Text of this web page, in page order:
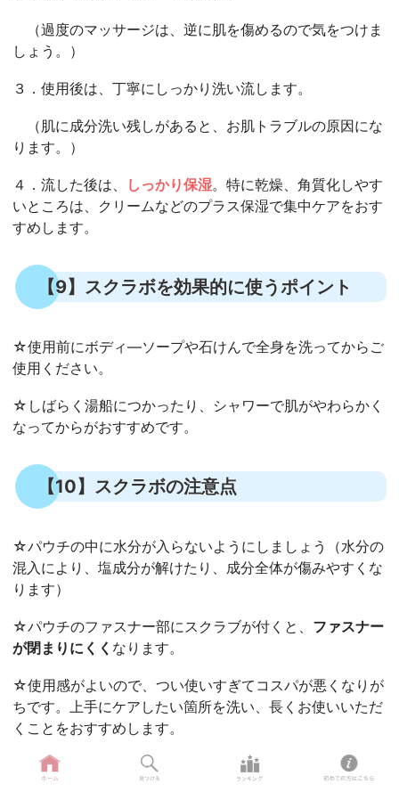
（過度のマッサージは、逆に肌を傷めるので気をつけま
しょう。）
３．使用後は、丁寧にしっかり洗い流します。
（肌に成分洗い残しがあると、お肌トラブルの原因にな
ります。）
４．流した後は、 しっかり保湿。特に乾燥、角質化しやす
いところは、クリームなどのプラス保湿で集中ケアをおす
すめします。
【9】スクラボを効果的に使うポイント
☆使用前にボディ―ソープや石けんで全身を洗ってからご
使用ください。
☆しばらく湯船につかったり、シャワーで肌がやわらかく
なってからがおすすめです。
【10】スクラボの注意点
☆パウチの中に水分が入らないようにしましょう（水分の
混入により、塩成分が解けたり、成分全体が傷みやすくな
ります）
☆パウチのファスナー部にスクラブが付くと、 ファスナー
が閉まりにくく なります。
☆使用感がよいので、つい使いすぎてコスパが悪くなりが
ちです。上手にケアしたい箇所を洗い、長くお使いいただ
くことをおすすめします。
☆使用前に皮膚トラブルのある部位や、湿疹、皮膚炎のよ
うな皮膚障害があるときには使わないようにしましょう。